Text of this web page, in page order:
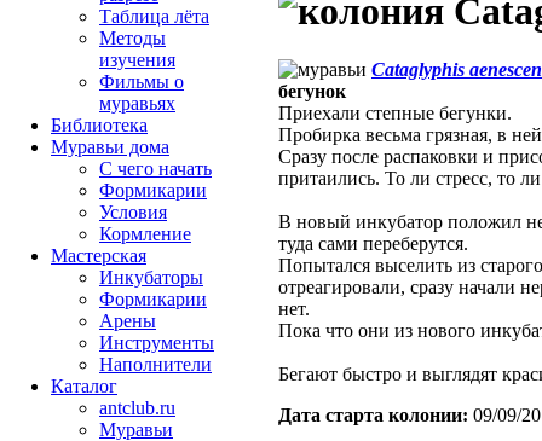
Cataglyphis
бегунок
Приехали степные бегунки.
Пробирка весьма грязная, в
Сразу после распаковки и
притаились. То ли стресс, то
В новый инкубатор положил
туда сами переберутся.
Попытался выселить из
отреагировали, сразу начали
нет.
Пока что они из нового
Бегают быстро и выглядят
Дата старта кoлонии: 09/09/
Таблица лёта
Методы
изучения
Фильмы о
муравьях
Библиотека
Муравьи дома
С чего начать
Формикарии
Условия
Кормление
Мастерская
Инкубаторы
Формикарии
Арены
Инструменты
Наполнители
Каталог
antclub.ru
Муравьи